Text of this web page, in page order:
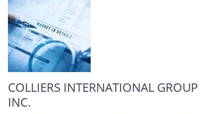
COLLIERS INTERNATIONAL GROUP
INC.